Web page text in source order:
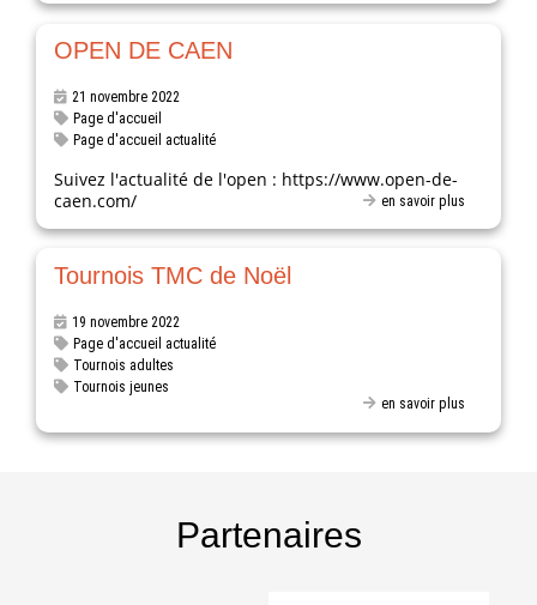
OPEN DE CAEN
21 novembre 2022
Page d'accueil
Page d'accueil actualité
Suivez l'actualité de l'open : https://www.open-de-
caen.com/
en savoir plus
Tournois TMC de Noël
19 novembre 2022
Page d'accueil actualité
Tournois adultes
Tournois jeunes
en savoir plus
Partenaires